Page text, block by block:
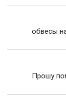
обвесы
Прошу